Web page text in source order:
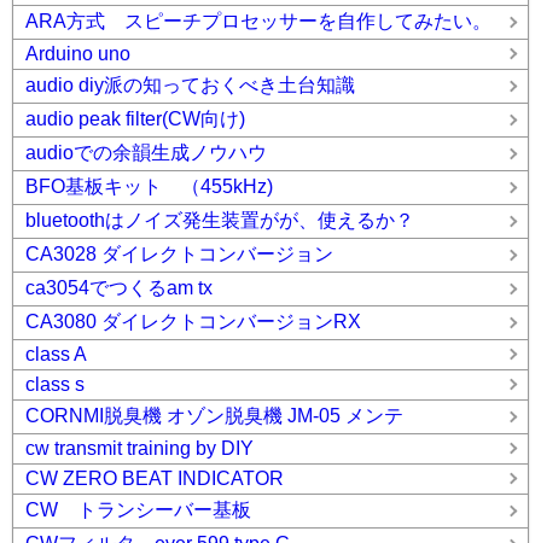
ARA方式 スピーチプロセッサーを自作してみたい。
Arduino uno
audio diy派の知っておくべき土台知識
audio peak filter(CW向け)
audioでの余韻生成ノウハウ
BFO基板キット （455kHz)
bluetoothはノイズ発生装置がが、使えるか？
CA3028 ダイレクトコンバージョン
ca3054でつくるam tx
CA3080 ダイレクトコンバージョンRX
class A
class s
CORNMI脱臭機 オゾン脱臭機 JM-05 メンテ
cw transmit training by DIY
CW ZERO BEAT INDICATOR
CW トランシーバー基板